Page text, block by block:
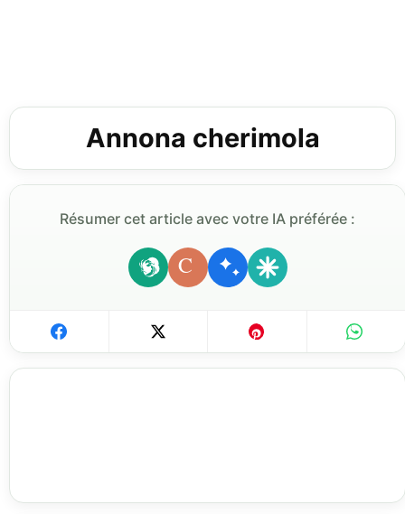
Annona cherimola
Résumer cet article avec votre IA préférée :
C